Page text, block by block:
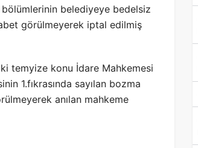
belediyeye bedelsiz
görülmeyerek iptal edilmiş
temyize konu İdare Mahkemesi
1.fıkrasında sayılan bozma
anılan mahkeme